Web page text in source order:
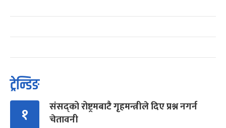
ट्रेन्डिङ
१
संसद्को रोष्ट्रमबाटै गृहमन्त्रीले दिए प्रश्न नगर्न
चेतावनी